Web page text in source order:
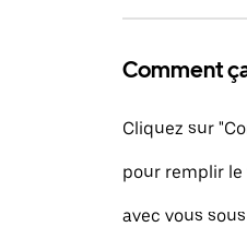
Comment
Cliquez sur
pour remplir
avec vous